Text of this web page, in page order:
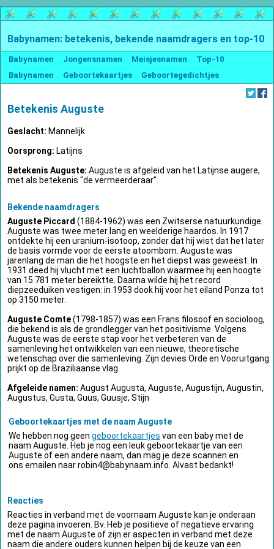
Babynamen: betekenis, bekende naamdragers en top-10
Babynamen Jongensnamen Meisjesnamen
Top-10
Babynamen
Geboortekaartjes Geboortegedichtjes
Betekenis Auguste
Geslacht: Mannelijk
Oorsprong: Latijns
Betekenis Auguste: Auguste is afgeleid van het Latijnse augere,
met als betekenis "de vermeerderaar".
Bekende naamdragers
Auguste Piccard (1884-1962) was een Zwitserse natuurkundige.
Auguste was twee meter lang en weelderige haardos. In 1917
ontdekte hij een uranium-isotoop, zonder dat hij wist dat het later
de basis vormde voor de eerste atoombom. Auguste was
jarenlang de man die het hoogste en het diepst was geweest. In
1931 deed hij vlucht met een luchtballon waarmee hij een hoogte
van 15.781 meter bereiktte. Daarna wilde hij het record
diepzeeduiken vestigen: in 1953 dook hij voor het eiland Ponza tot
op 3150 meter.
Auguste Comte(1798-1857) was een Frans filosoof en socioloog,
die bekend is als de grondlegger van het positivisme. Volgens
Auguste was de eerste stap voor het verbeteren van de
samenleving het ontwikkelen van een nieuwe, theoretische
wetenschap over die samenleving. Zijn devies Orde en Vooruitgang
prijkt op de Braziliaanse vlag.
Afgeleide namen: August Augusta, Auguste, Augustijn, Augustin,
Augustus, Gusta, Guus, Guusje, Stijn
Geboortekaartjes met de naam Auguste
We hebben nog geen geboortekaartjes van een baby met de
naam Auguste. Heb je nog een leuk geboortekaartje van een
Auguste of een andere naam, dan mag je deze scannen en
ons emailen naarrobin4@babynaam.info . Alvast bedankt!
Reacties
Reacties in verband met de voornaam Auguste kan je onderaan
deze pagina invoeren. Bv. Heb je positieve of negatieve ervaring
met de naam Auguste of zijn er aspecten in verband met deze
naam die andere ouders kunnen helpen bij de keuze van een